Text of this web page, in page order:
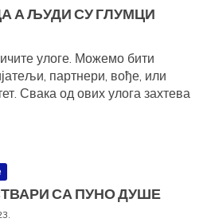
А ЉУДИ СУ ГЛУМЦИ
улоге. Можемо бити
партнери, вође, или
Свака од ових улога захтева
СА ПУНО ДУШЕ